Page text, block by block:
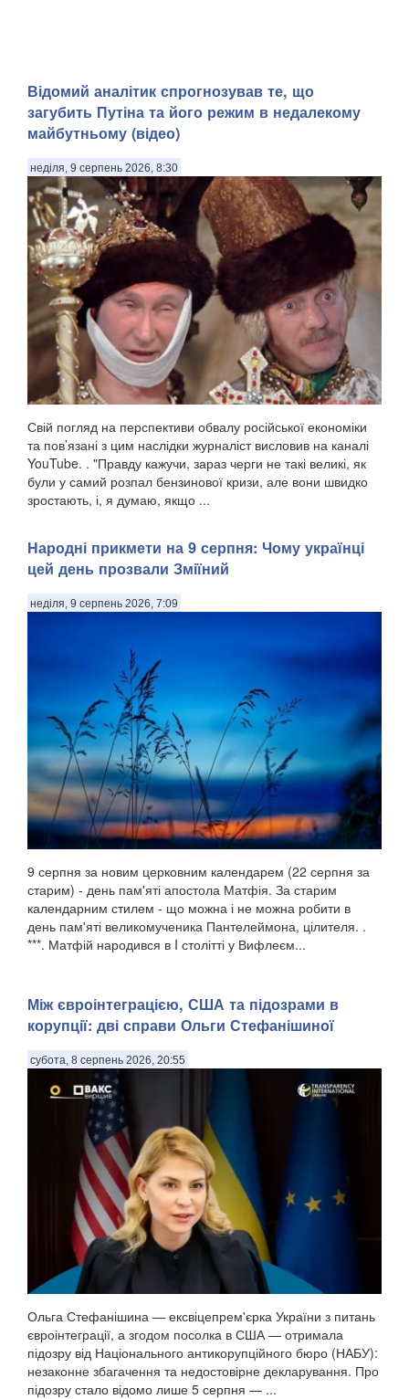
​Відомий аналітик спрогнозував те, що
загубить Путіна та його режим в недалекому
майбутньому (відео)
неділя, 9 серпень 2026, 8:30
Свій погляд на перспективи обвалу російської економіки
та пов’язані з цим наслідки журналіст висловив на каналі
YouTube. . "Правду кажучи, зараз черги не такі великі, як
були у самий розпал бензинової кризи, але вони швидко
зростають, і, я думаю, якщо ...
Народні прикмети на 9 серпня: Чому українці
цей день прозвали Зміїний
неділя, 9 серпень 2026, 7:09
9 серпня за новим церковним календарем (22 серпня за
старим) - день пам'яті апостола Матфія. За старим
календарним стилем - що можна і не можна робити в
день пам'яті великомученика Пантелеймона, цілителя. .
***. Матфій народився в I столітті у Вифлеєм...
Між євроінтеграцією, США та підозрами в
корупції: дві справи Ольги Стефанішиної
субота, 8 серпень 2026, 20:55
Ольга Стефанішина — ексвіцепрем'єрка України з питань
євроінтеграції, а згодом посолка в США — отримала
підозру від Національного антикорупційного бюро (НАБУ):
незаконне збагачення та недостовірне декларування. Про
підозру стало відомо лише 5 серпня — ...